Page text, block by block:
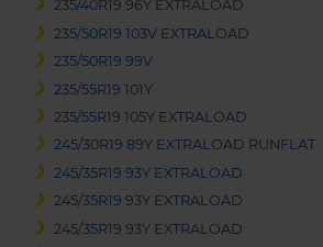
235/40R19 96Y EXTRALOAD
235/50R19 103V EXTRALOAD
235/50R19 99V
235/55R19 101Y
235/55R19 105Y EXTRALOAD
245/30R19 89Y EXTRALOAD RUNFLAT
245/35R19 93Y EXTRALOAD
245/35R19 93Y EXTRALOAD
245/35R19 93Y EXTRALOAD